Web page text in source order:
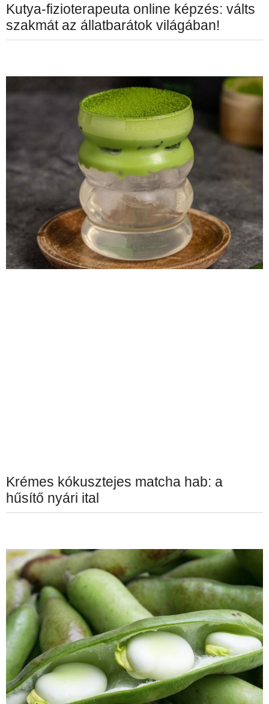
Kutya-fizioterapeuta online képzés: válts
szakmát az állatbarátok világában!
Krémes kókusztejes matcha hab: a
hűsítő nyári ital